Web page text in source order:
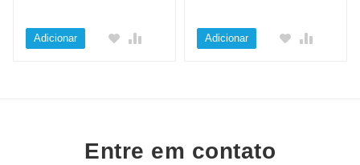
Adicionar Adicionar
Entre em contato